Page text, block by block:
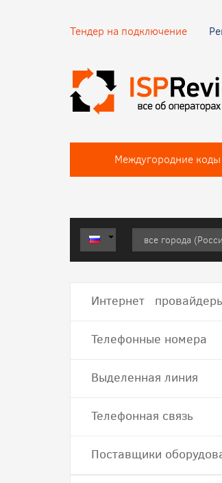
Тендер на подключение
Междугородние коды
Интернет
Телефонные номера
Выделенная линия
Телефонная связь
Поставщики